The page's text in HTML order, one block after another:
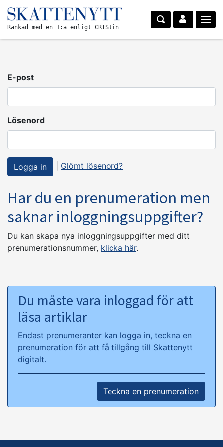
Rankad med en 1:a enligt CRIStin
E-post
Lösenord
Glömt lösenord?
Har du en prenumeration men
saknar inloggningsuppgifter?
Du kan skapa nya inloggningsuppgifter med ditt
prenumerationsnummer, klicka här.
Du måste vara inloggad för att
läsa artiklar
Endast prenumeranter kan logga in, teckna en
prenumeration för att få tillgång till Skattenytt
digitalt.
Teckna en prenumeration